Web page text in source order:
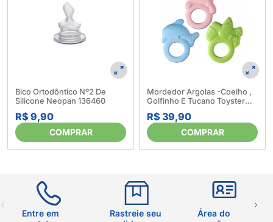
Bico Ortodôntico Nº2 De
Silicone Neopan 136460
R$ 9,90
COMPRAR
Mordedor Argolas -Coelho ,
Golfinho E Tucano Toyster
282423
R$ 39,90
COMPRAR
Entre em
Rastreie seu
Área do